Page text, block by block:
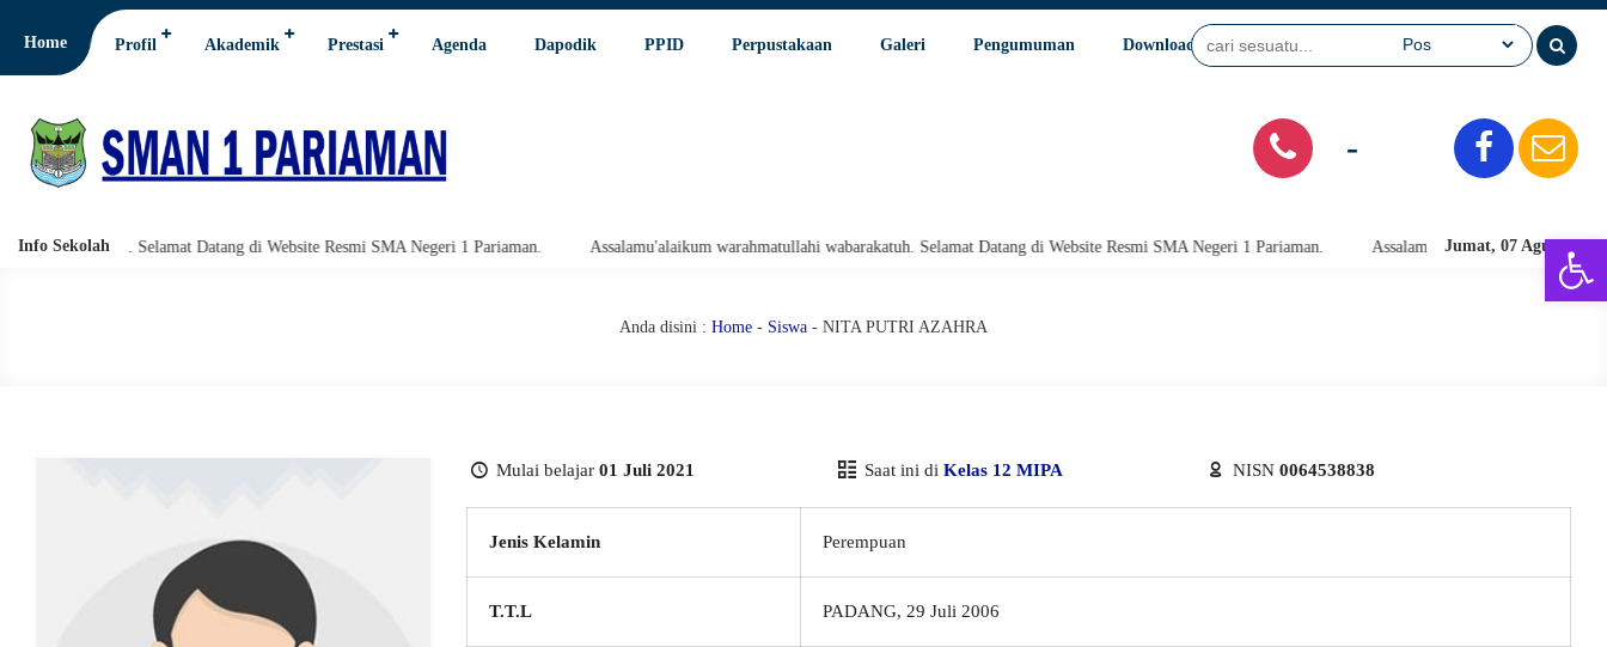
Home Profil Akademik Prestasi Agenda Dapodik PPID Perpustakaan Galeri Pengumuman Download Video
-
Info Sekolah Jumat, 07 Agu 2026
Selamat Datang di Website Resmi SMA Negeri 1 Pariaman. Assalamu'alaikum warahmatullahi wabarakatuh. Selamat Datang di Website Resmi SMA Negeri 1 Pariaman. Assalamu'alaikum warahmatullahi
Anda disini : Home - Siswa - NITA PUTRI AZAHRA
Mulai belajar 01 Juli 2021 Saat ini di Kelas 12 MIPA NISN 0064538838
Jenis Kelamin Perempuan
T.T.L PADANG, 29 Juli 2006